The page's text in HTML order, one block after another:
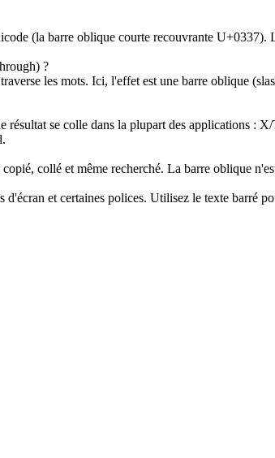
(la barre oblique courte recouvrante
?
les mots. Ici, l'effet est une barre oblique
résultat se colle dans la plupart des applications :
collé et même recherché. La barre oblique
d'écran et certaines polices. Utilisez le texte barré